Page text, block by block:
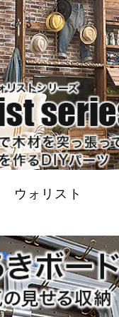
ウォリスト